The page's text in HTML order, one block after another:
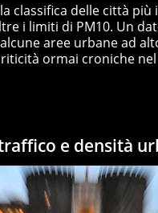
classifica delle città più
i limiti di PM10. Un
aree urbane ad
ormai croniche
e densità